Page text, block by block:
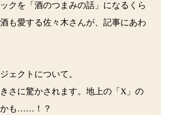
クを「酒のつまみの話」になるくら
も愛する佐々木さんが、記事にあわ
ェクトについて。
さに驚かされます。地上の「X」の
かも……！？